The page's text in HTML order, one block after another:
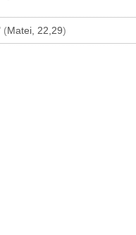
(Matei, 22,29)